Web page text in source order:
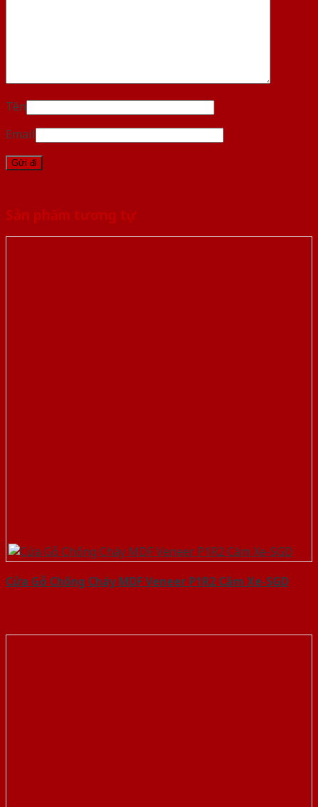
Tên
Email
Sản phẩm tương tự
Cửa Gỗ Chống Cháy MDF Veneer P1R2 Căm Xe-SGD